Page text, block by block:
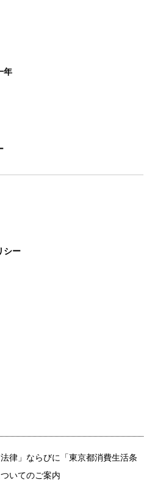
年
シー
法律」ならびに「東京都消費生活条
いてのご案内